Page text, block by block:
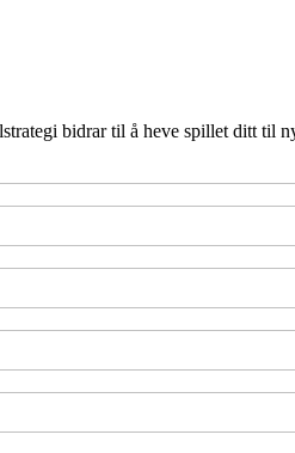
bidrar til å heve spillet ditt til